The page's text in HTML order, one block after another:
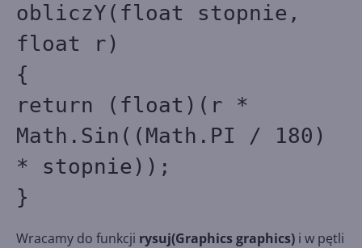
obliczY(float stopnie,
float r)
{
return (float)(r *
Math.Sin((Math.PI / 180)
* stopnie));
}
Wracamy do funkcji rysuj(Graphics graphics) i w pętli